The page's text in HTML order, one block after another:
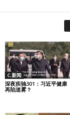
C.新闻
深夜疾驰301：习近平健康
再陷迷雾？